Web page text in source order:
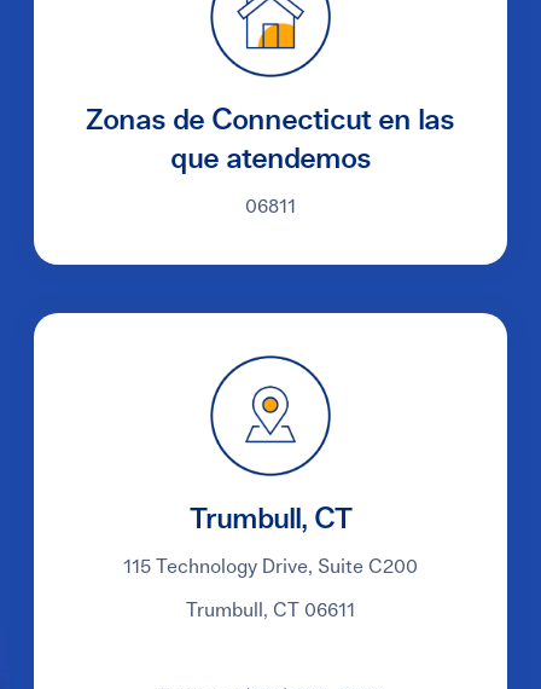
Zonas de Connecticut en las
que atendemos
06811
Trumbull, CT
115 Technology Drive, Suite C200
Trumbull, CT 06611